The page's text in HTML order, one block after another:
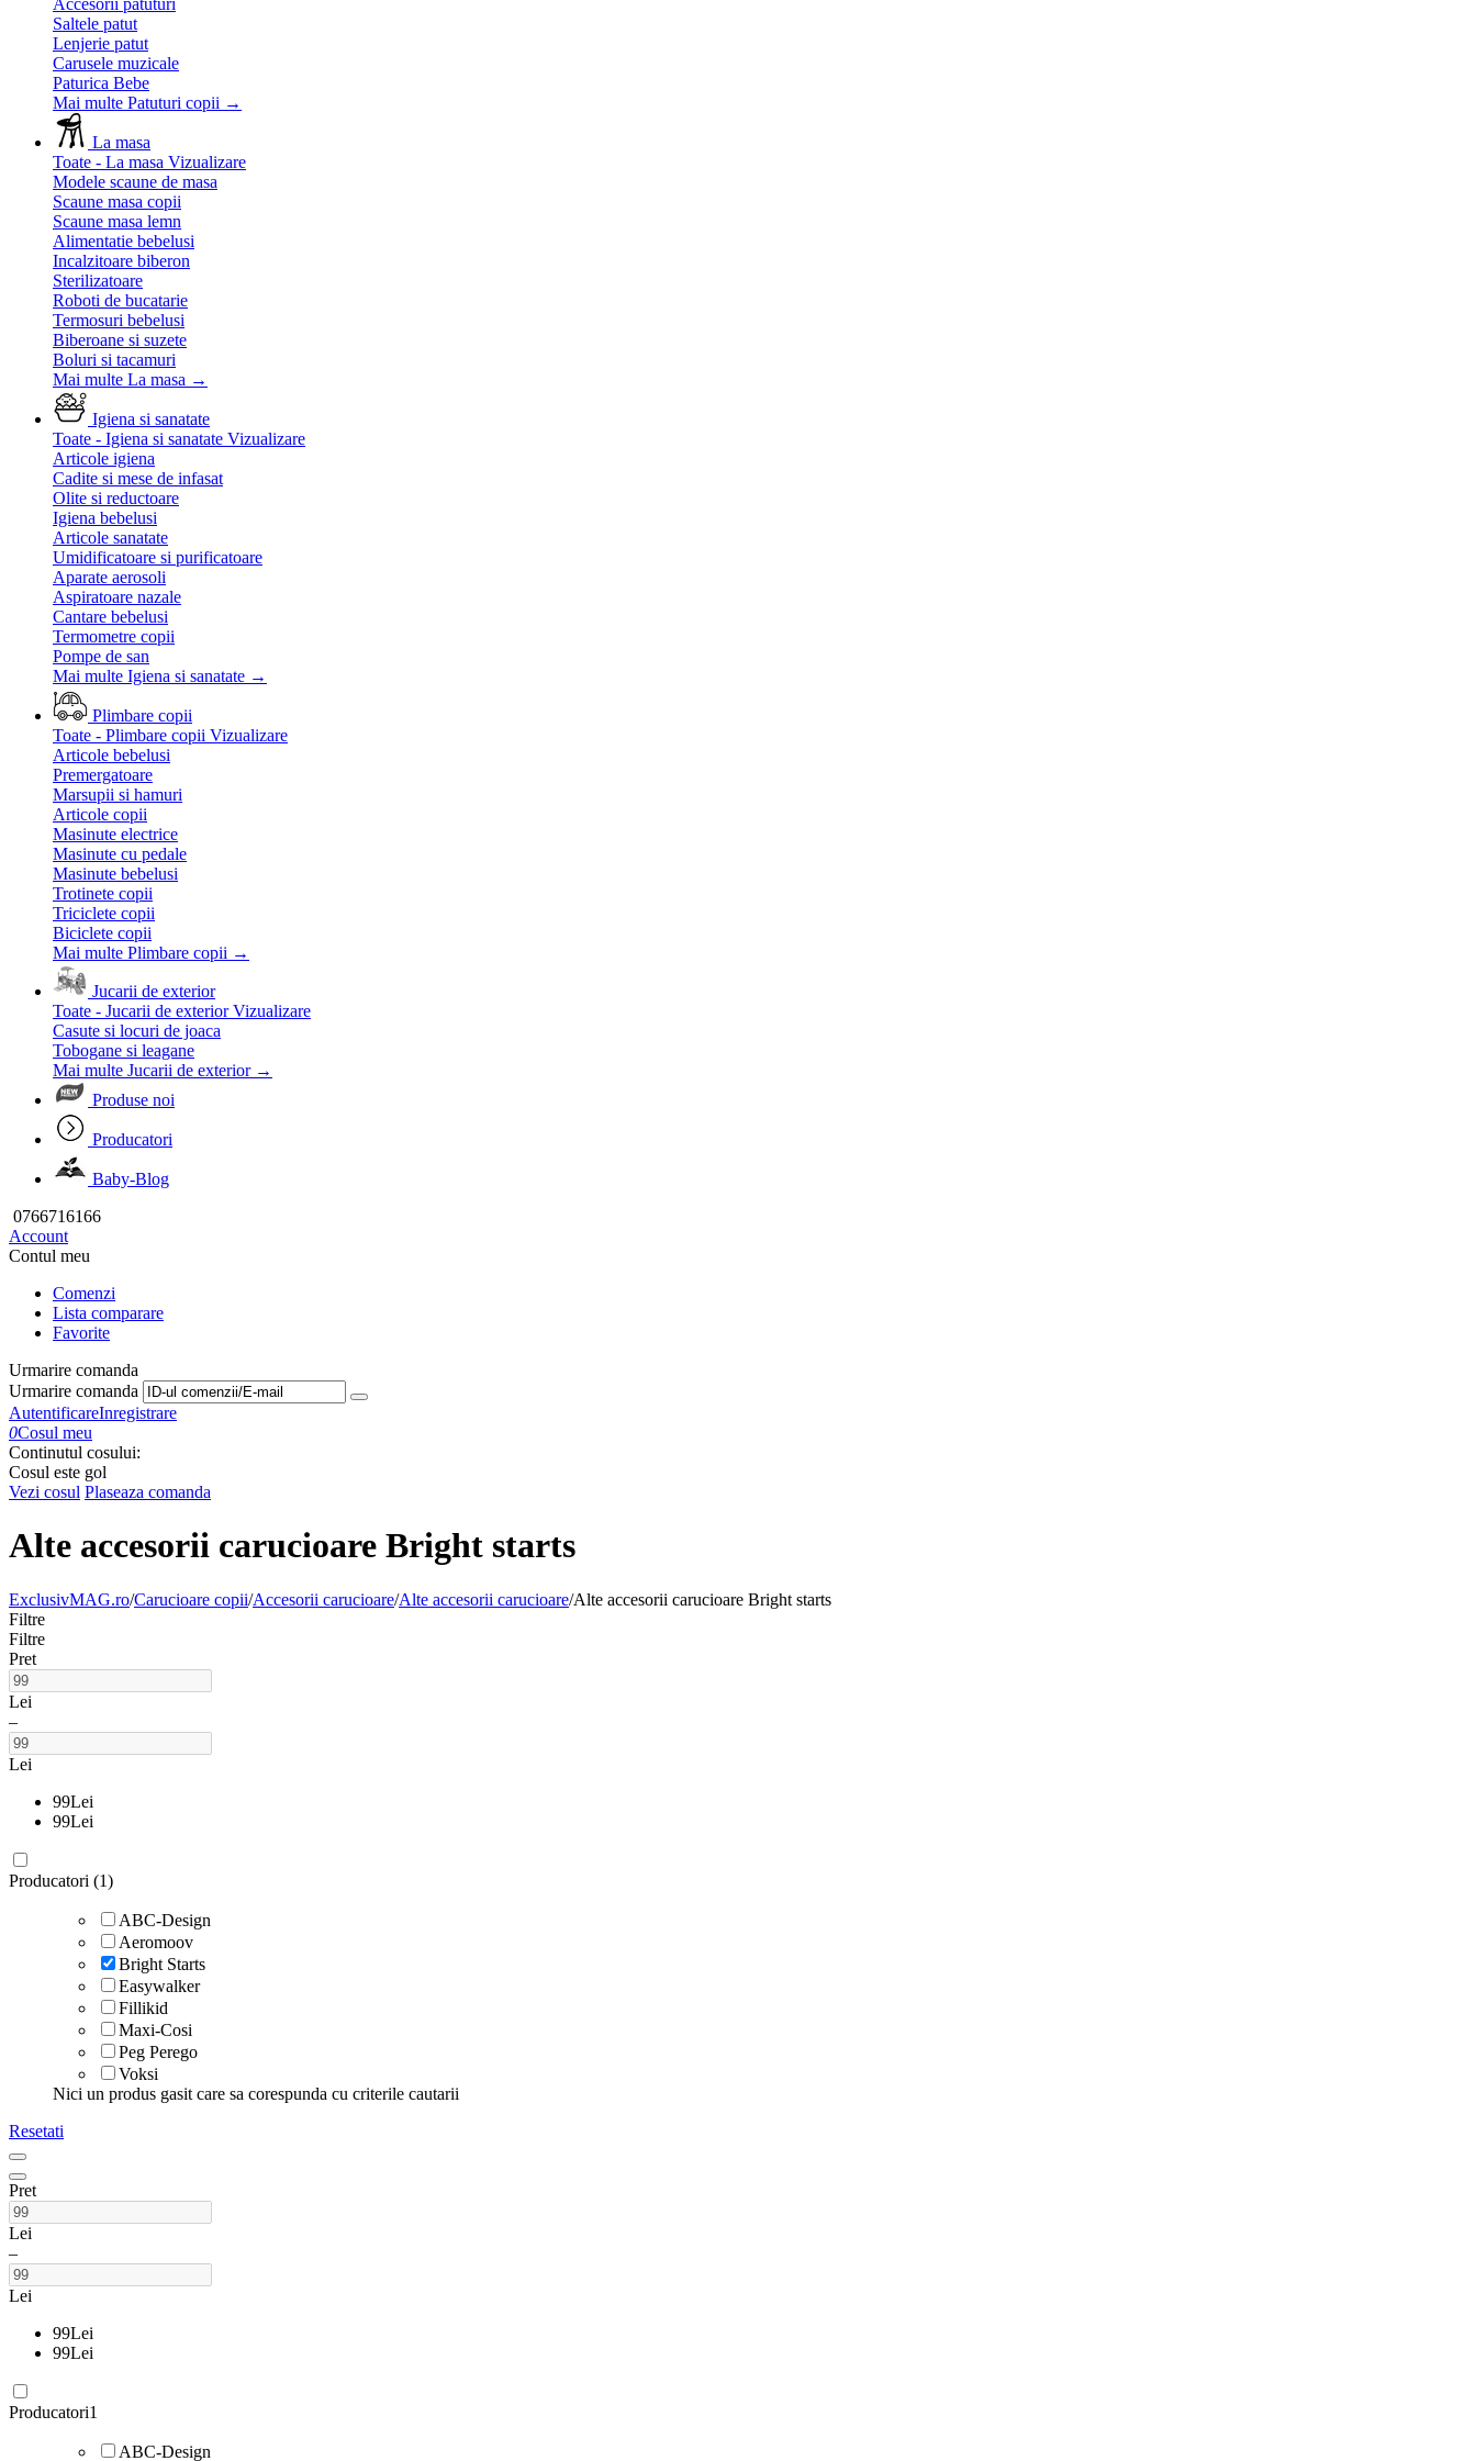
Accesorii patuturi
Saltele patut
Lenjerie patut
Carusele muzicale
Paturica Bebe
Mai multe Patuturi copii →
La masa
Toate - La masa Vizualizare
Modele scaune de masa
Scaune masa copii
Scaune masa lemn
Alimentatie bebelusi
Incalzitoare biberon
Sterilizatoare
Roboti de bucatarie
Termosuri bebelusi
Biberoane si suzete
Boluri si tacamuri
Mai multe La masa →
Igiena si sanatate
Toate - Igiena si sanatate Vizualizare
Articole igiena
Cadite si mese de infasat
Olite si reductoare
Igiena bebelusi
Articole sanatate
Umidificatoare si purificatoare
Aparate aerosoli
Aspiratoare nazale
Cantare bebelusi
Termometre copii
Pompe de san
Mai multe Igiena si sanatate →
Plimbare copii
Toate - Plimbare copii Vizualizare
Articole bebelusi
Premergatoare
Marsupii si hamuri
Articole copii
Masinute electrice
Masinute cu pedale
Masinute bebelusi
Trotinete copii
Triciclete copii
Biciclete copii
Mai multe Plimbare copii →
Jucarii de exterior
Toate - Jucarii de exterior Vizualizare
Casute si locuri de joaca
Tobogane si leagane
Mai multe Jucarii de exterior →
Produse noi
Producatori
Baby-Blog
0766716166
Account
Contul meu
Comenzi
Lista comparare
Favorite
Urmarire comanda
Urmarire comanda
AutentificareInregistrare
0Cosul meu
Continutul cosului:
Cosul este gol
Vezi cosul Plaseaza comanda
Alte accesorii carucioare Bright starts
ExclusivMAG.ro/Carucioare copii/Accesorii carucioare/Alte accesorii carucioare/Alte accesorii carucioare Bright starts
Filtre
Filtre
Pret
Lei
–
Lei
99Lei
99Lei
Producatori (1)
ABC-Design
Aeromoov
Bright Starts
Easywalker
Fillikid
Maxi-Cosi
Peg Perego
Voksi
Nici un produs gasit care sa corespunda cu criterile cautarii
Resetati
Pret
Lei
–
Lei
99Lei
99Lei
Producatori1
ABC-Design